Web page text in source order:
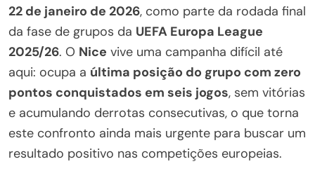
22 de janeiro de 2026, como parte da rodada final
da fase de grupos da UEFA Europa League
2025/26. O Nice vive uma campanha difícil até
aqui: ocupa a última posição do grupo com zero
pontos conquistados em seis jogos, sem vitórias
e acumulando derrotas consecutivas, o que torna
este confronto ainda mais urgente para buscar um
resultado positivo nas competições europeias.